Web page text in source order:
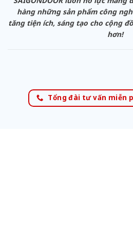
hàng những sản phẩm công
tăng tiện ích, sáng tạo cho cộng
hơn!
Tổng đài tư vấn miễn